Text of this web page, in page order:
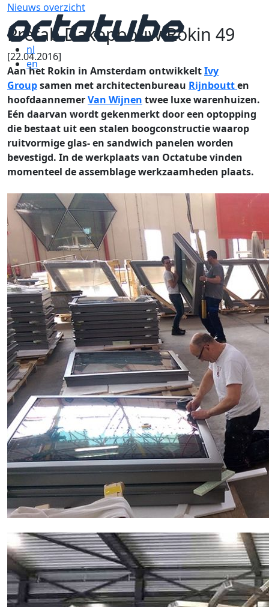
nl
en
Nieuws overzicht
Prefab Dakopbouw Rokin 49
[22.04.2016]
Aan het Rokin in Amsterdam ontwikkeltIvy
Groupsamen met architectenbureau Rijnboutten
hoofdaannemerVan Wijnen twee luxe warenhuizen.
Eén daarvan wordt gekenmerkt door een optopping
die bestaat uit een stalen boogconstructie waarop
ruitvormige glas- en sandwich panelen worden
bevestigd. In de werkplaats van Octatube vinden
momenteel de assemblage werkzaamheden plaats.